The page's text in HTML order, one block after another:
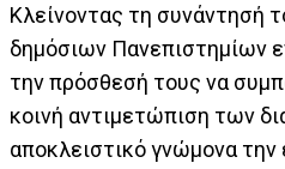
Κλείνοντας τη συνάντησή
δημόσιων Πανεπιστημίων
την πρόσθεσή τους να
κοινή αντιμετώπιση των
αποκλειστικό γνώμονα